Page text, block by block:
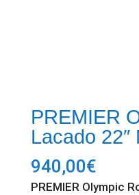
PREMIER
Lacado 22″
940,00€
PREMIER Olympic